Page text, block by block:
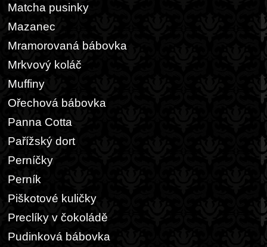
Matcha pusinky
Mazanec
Mramorovaná bábovka
Mrkvový koláč
Muffiny
Ořechová bábovka
Panna Cotta
Pařížský dort
Perníčky
Perník
Piškotové kuličky
Preclíky v čokoládě
Pudinková bábovka